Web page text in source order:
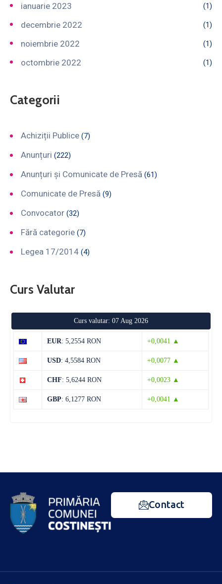
ianuarie 2023 (1)
decembrie 2022 (1)
noiembrie 2022 (1)
octombrie 2022 (1)
Categorii
Achiziții Publice (7)
Anunțuri (222)
Anunțuri și Comunicate de Presă (61)
Comunicate de Presă (9)
Convocator (32)
Fără categorie (7)
Legea 17/2014 (4)
Curs Valutar
Curs valutar: 07 Aug 2026
EUR: 5,2554 RON +0,0041 ▲
USD: 4,5584 RON +0,0077 ▲
CHF: 5,6244 RON +0,0023 ▲
GBP: 6,1277 RON +0,0041 ▲
Contact